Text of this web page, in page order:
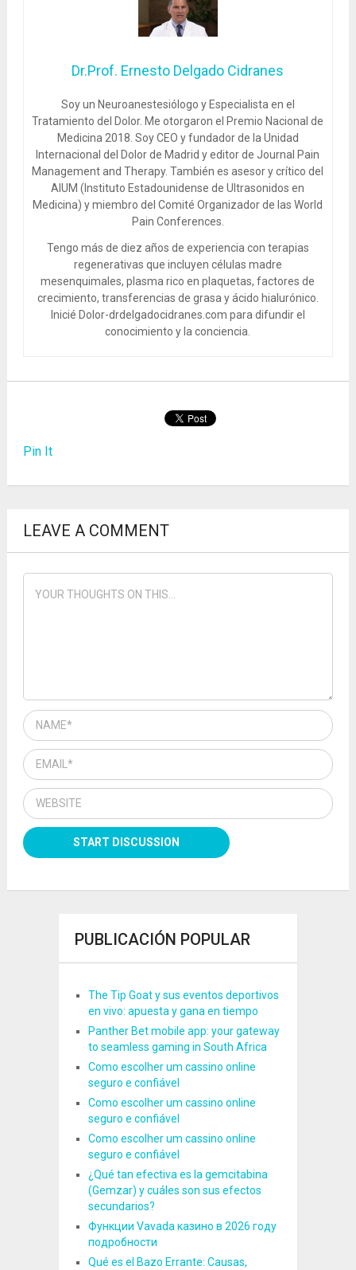
Dr.Prof. Ernesto Delgado Cidranes
Soy un Neuroanestesiólogo y Especialista en el
Tratamiento del Dolor. Me otorgaron el Premio Nacional de
Medicina 2018. Soy CEO y fundador de la Unidad
Internacional del Dolor de Madrid y editor de Journal Pain
Management and Therapy. También es asesor y crítico del
AIUM (Instituto Estadounidense de Ultrasonidos en
Medicina) y miembro del Comité Organizador de las World
Pain Conferences.
Tengo más de diez años de experiencia con terapias
regenerativas que incluyen células madre
mesenquimales, plasma rico en plaquetas, factores de
crecimiento, transferencias de grasa y ácido hialurónico.
Inicié Dolor-drdelgadocidranes.com para difundir el
conocimiento y la conciencia.
Pin It
LEAVE A COMMENT
PUBLICACIÓN POPULAR
The Tip Goat y sus eventos deportivos
en vivo: apuesta y gana en tiempo
Panther Bet mobile app: your gateway
to seamless gaming in South Africa
Como escolher um cassino online
seguro e confiável
Como escolher um cassino online
seguro e confiável
Como escolher um cassino online
seguro e confiável
¿Qué tan efectiva es la gemcitabina
(Gemzar) y cuáles son sus efectos
secundarios?
Функции Vavada казино в 2026 году
подробности
Qué es el Bazo Errante: Causas,